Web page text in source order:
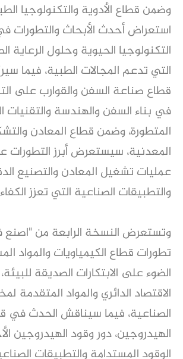
وضمن قطاع الأدوية والتكنولوجيا
استعراض أحدث الأبحاث والتطورات
التكنولوجيا الحيوية وحلول الرعاية
التي تدعم المجالات الطبية، فيما
قطاع صناعة السفن والقوارب على
في بناء السفن والهندسة والتقنيات
المتطورة، وضمن قطاع المعادن
المعدنية، سيستعرض أبرز
عمليات تشغيل المعادن والتصنيع
والتطبيقات الصناعية التي تعزز
وتستعرض النسخة الرابعة من "اصنع
تطورات قطاع الكيمياويات والمواد
الضوء على الابتكارات الصديقة
الاقتصاد الدائري والمواد المتقدمة
الصناعية، فيما سيناقش الحدث في
الهيدروجين، دور وقود الهيدروجين
الوقود المستدامة والتطبيقات